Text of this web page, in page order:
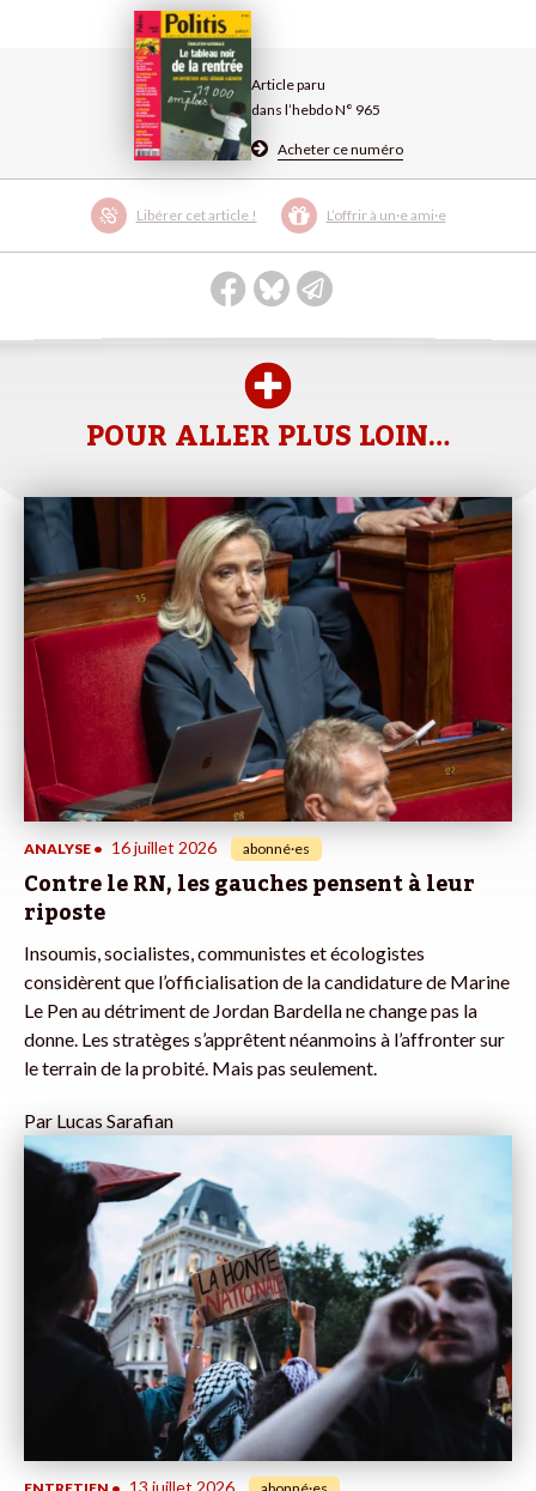
Article paru
dans l’hebdo N° 965
Acheter ce numéro
Libérer cet article ! L’offrir à un·e ami·e
POUR ALLER PLUS LOIN…
ANALYSE • 16 juillet 2026 abonné·es
Contre le RN, les gauches pensent à leur
riposte
Insoumis, socialistes, communistes et écologistes
considèrent que l’officialisation de la candidature de Marine
Le Pen au détriment de Jordan Bardella ne change pas la
donne. Les stratèges s’apprêtent néanmoins à l’affronter sur
le terrain de la probité. Mais pas seulement.
Par Lucas Sarafian
13 juillet 2026